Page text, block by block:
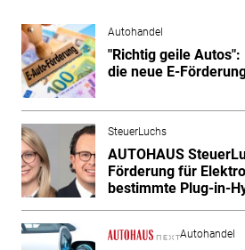
Autohandel
"Richtig geile
die neue E-
SteuerLuchs
AUTOHAUS
Förderung für
bestimmte Plug-in-
Autohandel